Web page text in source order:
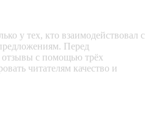
у тех, кто взаимодействовал с
Перед
с помощью трёх
читателям качество и